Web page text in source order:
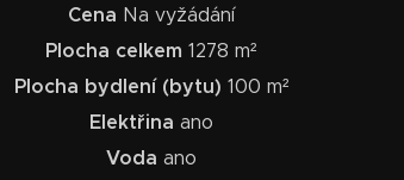
Cena Na vyžádání
Plocha celkem 1278 m²
Plocha bydlení (bytu) 100 m²
Elektřina ano
Voda ano